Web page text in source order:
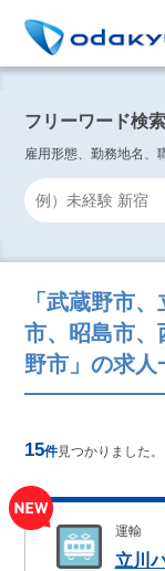
フリーワード検索
雇用形態、勤務地名、
「武蔵野市
市、昭島市、
野市」の求人
15件見つかりました。
運輸
立川